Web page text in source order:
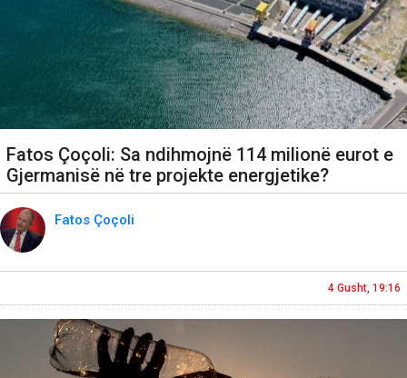
Fatos Çoçoli: Sa ndihmojnë 114 milionë eurot e
Gjermanisë në tre projekte energjetike?
Fatos Çoçoli
4 Gusht, 19:16